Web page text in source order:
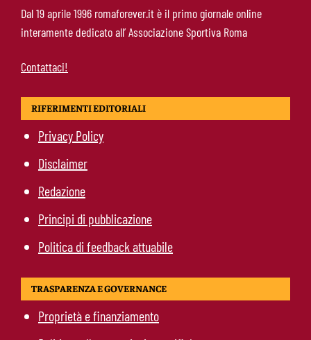
Manfrè-Roma, nuova era nel vivaio: raccoglie
l’eredità di Bruno Conti
Dal 19 aprile 1996 romaforever.it è il primo giornale online
interamente dedicato all’ Associazione Sportiva Roma
Contattaci!
RIFERIMENTI EDITORIALI
Privacy Policy
Disclaimer
Redazione
Principi di pubblicazione
Politica di feedback attuabile
TRASPARENZA E GOVERNANCE
Proprietà e finanziamento